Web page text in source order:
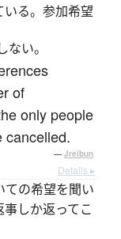
いる。参加希望
い。
of
only people
cancelled.
— Jreibun
Details ▸
ての希望を聞い
しか返ってこ